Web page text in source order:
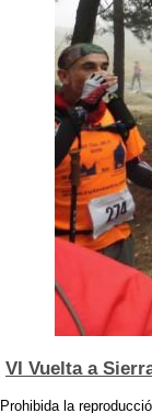
VI Vuelta a
Prohibida la